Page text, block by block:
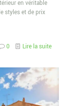
en véritable
styles et de prix
0 Lire la suite